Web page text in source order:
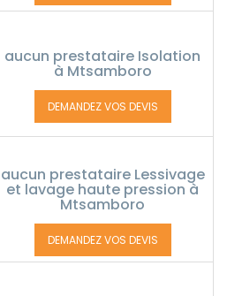
aucun prestataire Isolation
à Mtsamboro
DEMANDEZ VOS DEVIS
aucun prestataire Lessivage
et lavage haute pression à
Mtsamboro
DEMANDEZ VOS DEVIS